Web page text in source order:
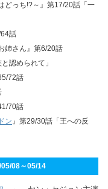
どっち!?～』第17/20話「一
話
姉さん』第6/20話
認められて」
72話
70話
ン』第29/30話「王への反
08～05/14